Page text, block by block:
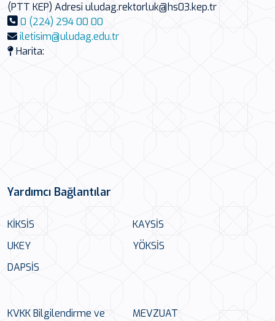
(PTT KEP) Adresi uludag.rektorluk@hs03.kep.tr
0 (224) 294 00 00
iletisim@uludag.edu.tr
Harita:
Yardımcı Bağlantılar
KİKSİS
KAYSİS
UKEY
YÖKSİS
DAPSİS
KVKK Bilgilendirme ve
MEVZUAT